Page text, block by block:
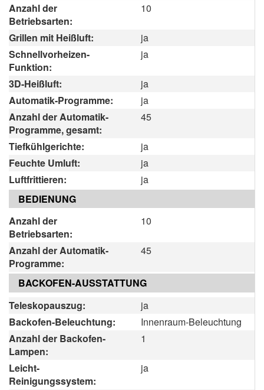
Anzahl der
Betriebsarten:
10
Grillen mit Heißluft:
ja
Schnellvorheizen-
Funktion:
ja
3D-Heißluft:
ja
Automatik-Programme:
ja
Anzahl der Automatik-
Programme, gesamt:
45
Tiefkühlgerichte:
ja
Feuchte Umluft:
ja
Luftfrittieren:
ja
BEDIENUNG
Anzahl der
Betriebsarten:
10
Anzahl der Automatik-
Programme:
45
BACKOFEN-AUSSTATTUNG
Teleskopauszug:
ja
Backofen-Beleuchtung:
Innenraum-Beleuchtung
Anzahl der Backofen-
Lampen:
1
Leicht-
Reinigungssystem:
ja